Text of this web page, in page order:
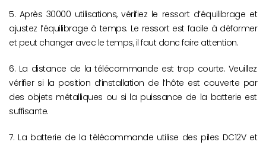
5. Après 30000 utilisations, vérifiez le ressort d’équilibrage et
ajustez l’équilibrage à temps. Le ressort est facile à déformer
et peut changer avec le temps, il faut donc faire attention.
6. La distance de la télécommande est trop courte. Veuillez
vérifier si la position d’installation de l’hôte est couverte par
des objets métalliques ou si la puissance de la batterie est
suffisante.
7. La batterie de la télécommande utilise des piles DC12V et